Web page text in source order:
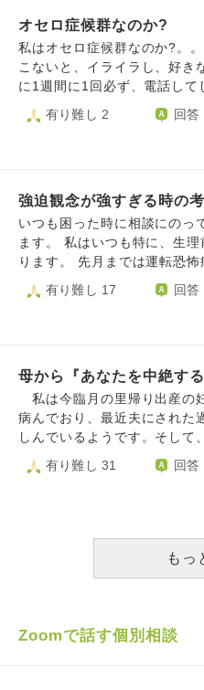
に行きたくても行きづらくなって
「人生を楽しくしなきゃ」と
内気な自分を押し殺しつつ、
いました。今は本当に自分の
イベントに行けるのでしょう
オセロ症候群なのか?
私はオセロ症候群なのか?。
こないと、イライラし、好き
に1週間に1回必ず、電話して
れるのではないかと考えてし
有り難し 2 回答
強迫観念が強すぎる時の考
いつも困った時に相談にのっ
ます。 私はいつも特に、生
ります。 先月までは運転恐
たり、歩行者や自転車が横を
るだけで、当たってしまっ
繕費を請求されるんじゃない
よう、住むのが怖い…と、頭
退去時に考えればいいことを
考えてしまっています…。 ど
有り難し 17 回答
母から『あなたを中絶す
私は今臨月の里帰り出産の
病んでおり、最近夫にされた
しんでいるようです。そして
き、あなたを妊娠していたか
『それを夫に言ったら中絶は
だから嫌だけど聞かなければ
に『中絶して離婚』というワ
傷付いた、というと、『お父
有り難し 31 回答
もっ
Zoomで話す個別相談